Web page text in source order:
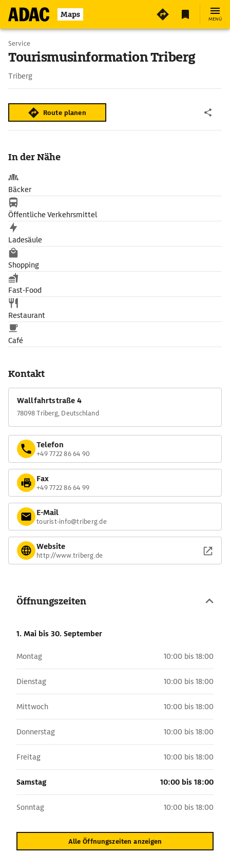
Maps MENÜ
Service
Tourismusinformation Triberg
Triberg
Route planen
In der Nähe
Bäcker
Öffentliche Verkehrsmittel
Ladesäule
Shopping
Fast-Food
Restaurant
Café
Kontakt
Wallfahrtstraße 4
78098 Triberg, Deutschland
Telefon
+49 7722 86 64 90
Fax
+49 7722 86 64 99
E-Mail
tourist-info@triberg.de
Website
http://www.triberg.de
Öffnungszeiten
1. Mai bis 30. September
Montag 10:00 bis 18:00
Dienstag 10:00 bis 18:00
Mittwoch 10:00 bis 18:00
Donnerstag 10:00 bis 18:00
Freitag 10:00 bis 18:00
Samstag 10:00 bis 18:00
Sonntag 10:00 bis 18:00
Alle Öffnungszeiten anzeigen